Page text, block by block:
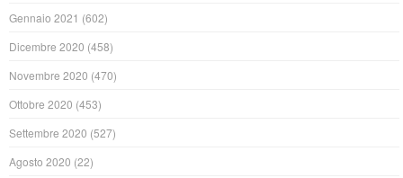
Gennaio 2021 (602)
Dicembre 2020 (458)
Novembre 2020 (470)
Ottobre 2020 (453)
Settembre 2020 (527)
Agosto 2020 (22)